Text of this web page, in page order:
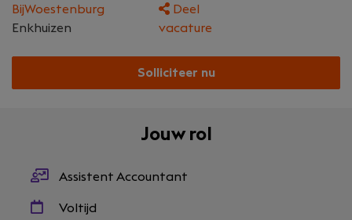
BijWoestenburg
Enkhuizen
Deel
vacature
Solliciteer nu
Jouw rol
Assistent Accountant
Voltijd